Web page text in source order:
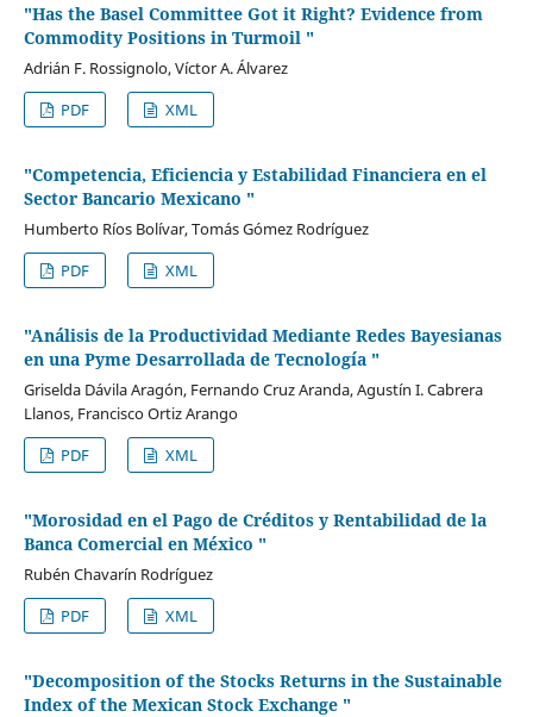
"Has the Basel Committee Got it Right? Evidence from
Commodity Positions in Turmoil "
Adrián F. Rossignolo, Víctor A. Álvarez
PDF
XML
"Competencia, Eficiencia y Estabilidad Financiera en el
Sector Bancario Mexicano "
Humberto Ríos Bolívar, Tomás Gómez Rodríguez
PDF
XML
"Análisis de la Productividad Mediante Redes Bayesianas
en una Pyme Desarrollada de Tecnología "
Griselda Dávila Aragón, Fernando Cruz Aranda, Agustín I. Cabrera
Llanos, Francisco Ortiz Arango
PDF
XML
"Morosidad en el Pago de Créditos y Rentabilidad de la
Banca Comercial en México "
Rubén Chavarín Rodríguez
PDF
XML
"Decomposition of the Stocks Returns in the Sustainable
Index of the Mexican Stock Exchange "